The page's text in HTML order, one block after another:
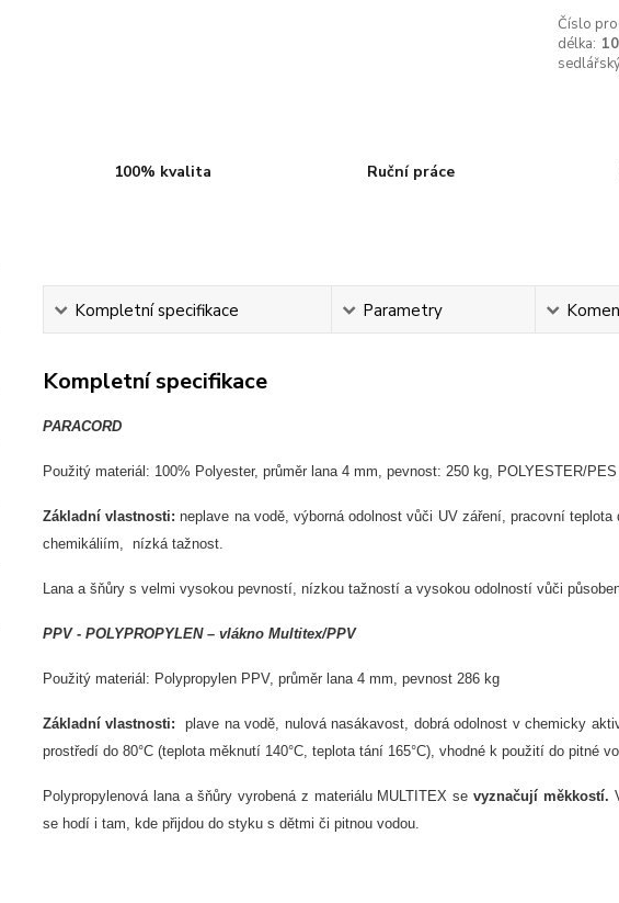
Číslo
délka:
100% kvalita Ruční práce
Kompletní specifikace Parametry
Kompletní specifikace
PARACORD
Použitý materiál: 100% Polyester, průměr lana 4 mm, pevnost: 250 kg, POLYESTER/PES
Základní vlastnosti:neplave na vodě, výborná odolnost vůči UV záření, pracovní teplota
chemikáliím, nízká tažnost.
Lana a šňůry s velmi vysokou pevností, nízkou tažností a vysokou odolností vůči
PPV - POLYPROPYLEN – vlákno Multitex/PPV
Použitý materiál: Polypropylen PPV, průměr lana 4 mm, pevnost 286 kg
Základní vlastnosti: plave na vodě, nulová nasákavost, dobrá odolnost v chemicky
prostředí do 80°C (teplota měknutí 140°C, teplota tání 165°C), vhodné k použití do pitné
Polypropylenová lana ašňůry vyrobená z materiálu MULTITEX se vyznačují měkkostí.
se hodí i tam, kde přijdou do styku s dětmi či pitnou vodou.